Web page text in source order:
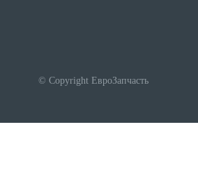
© Copyright ЕвроЗапчасть